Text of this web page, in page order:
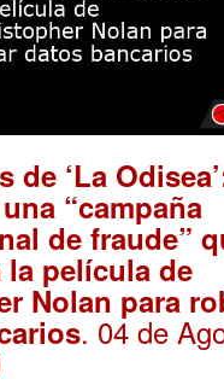
de ‘La
“campaña
de fraude”
la película de
Nolan para
. 04 de